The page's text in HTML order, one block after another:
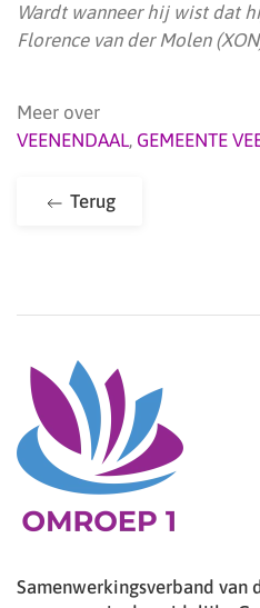
Wardt wanneer hij wist dat
Florence van der Molen
Meer over
VEENENDAAL, GEMEENTE
Terug
Samenwerkingsverband